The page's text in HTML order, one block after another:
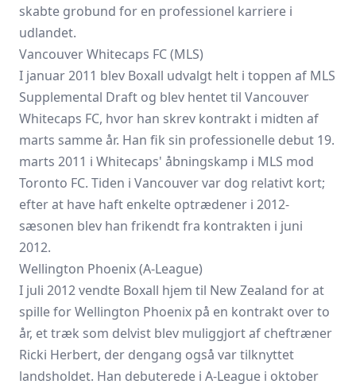
skabte grobund for en professionel karriere i
udlandet.
Vancouver Whitecaps FC (MLS)
I januar 2011 blev Boxall udvalgt helt i toppen af MLS
Supplemental Draft og blev hentet til Vancouver
Whitecaps FC, hvor han skrev kontrakt i midten af
marts samme år. Han fik sin professionelle debut 19.
marts 2011 i Whitecaps' åbningskamp i MLS mod
Toronto FC. Tiden i Vancouver var dog relativt kort;
efter at have haft enkelte optrædener i 2012-
sæsonen blev han frikendt fra kontrakten i juni
2012.
Wellington Phoenix (A-League)
I juli 2012 vendte Boxall hjem til New Zealand for at
spille for Wellington Phoenix på en kontrakt over to
år, et træk som delvist blev muliggjort af cheftræner
Ricki Herbert, der dengang også var tilknyttet
landsholdet. Han debuterede i A-League i oktober